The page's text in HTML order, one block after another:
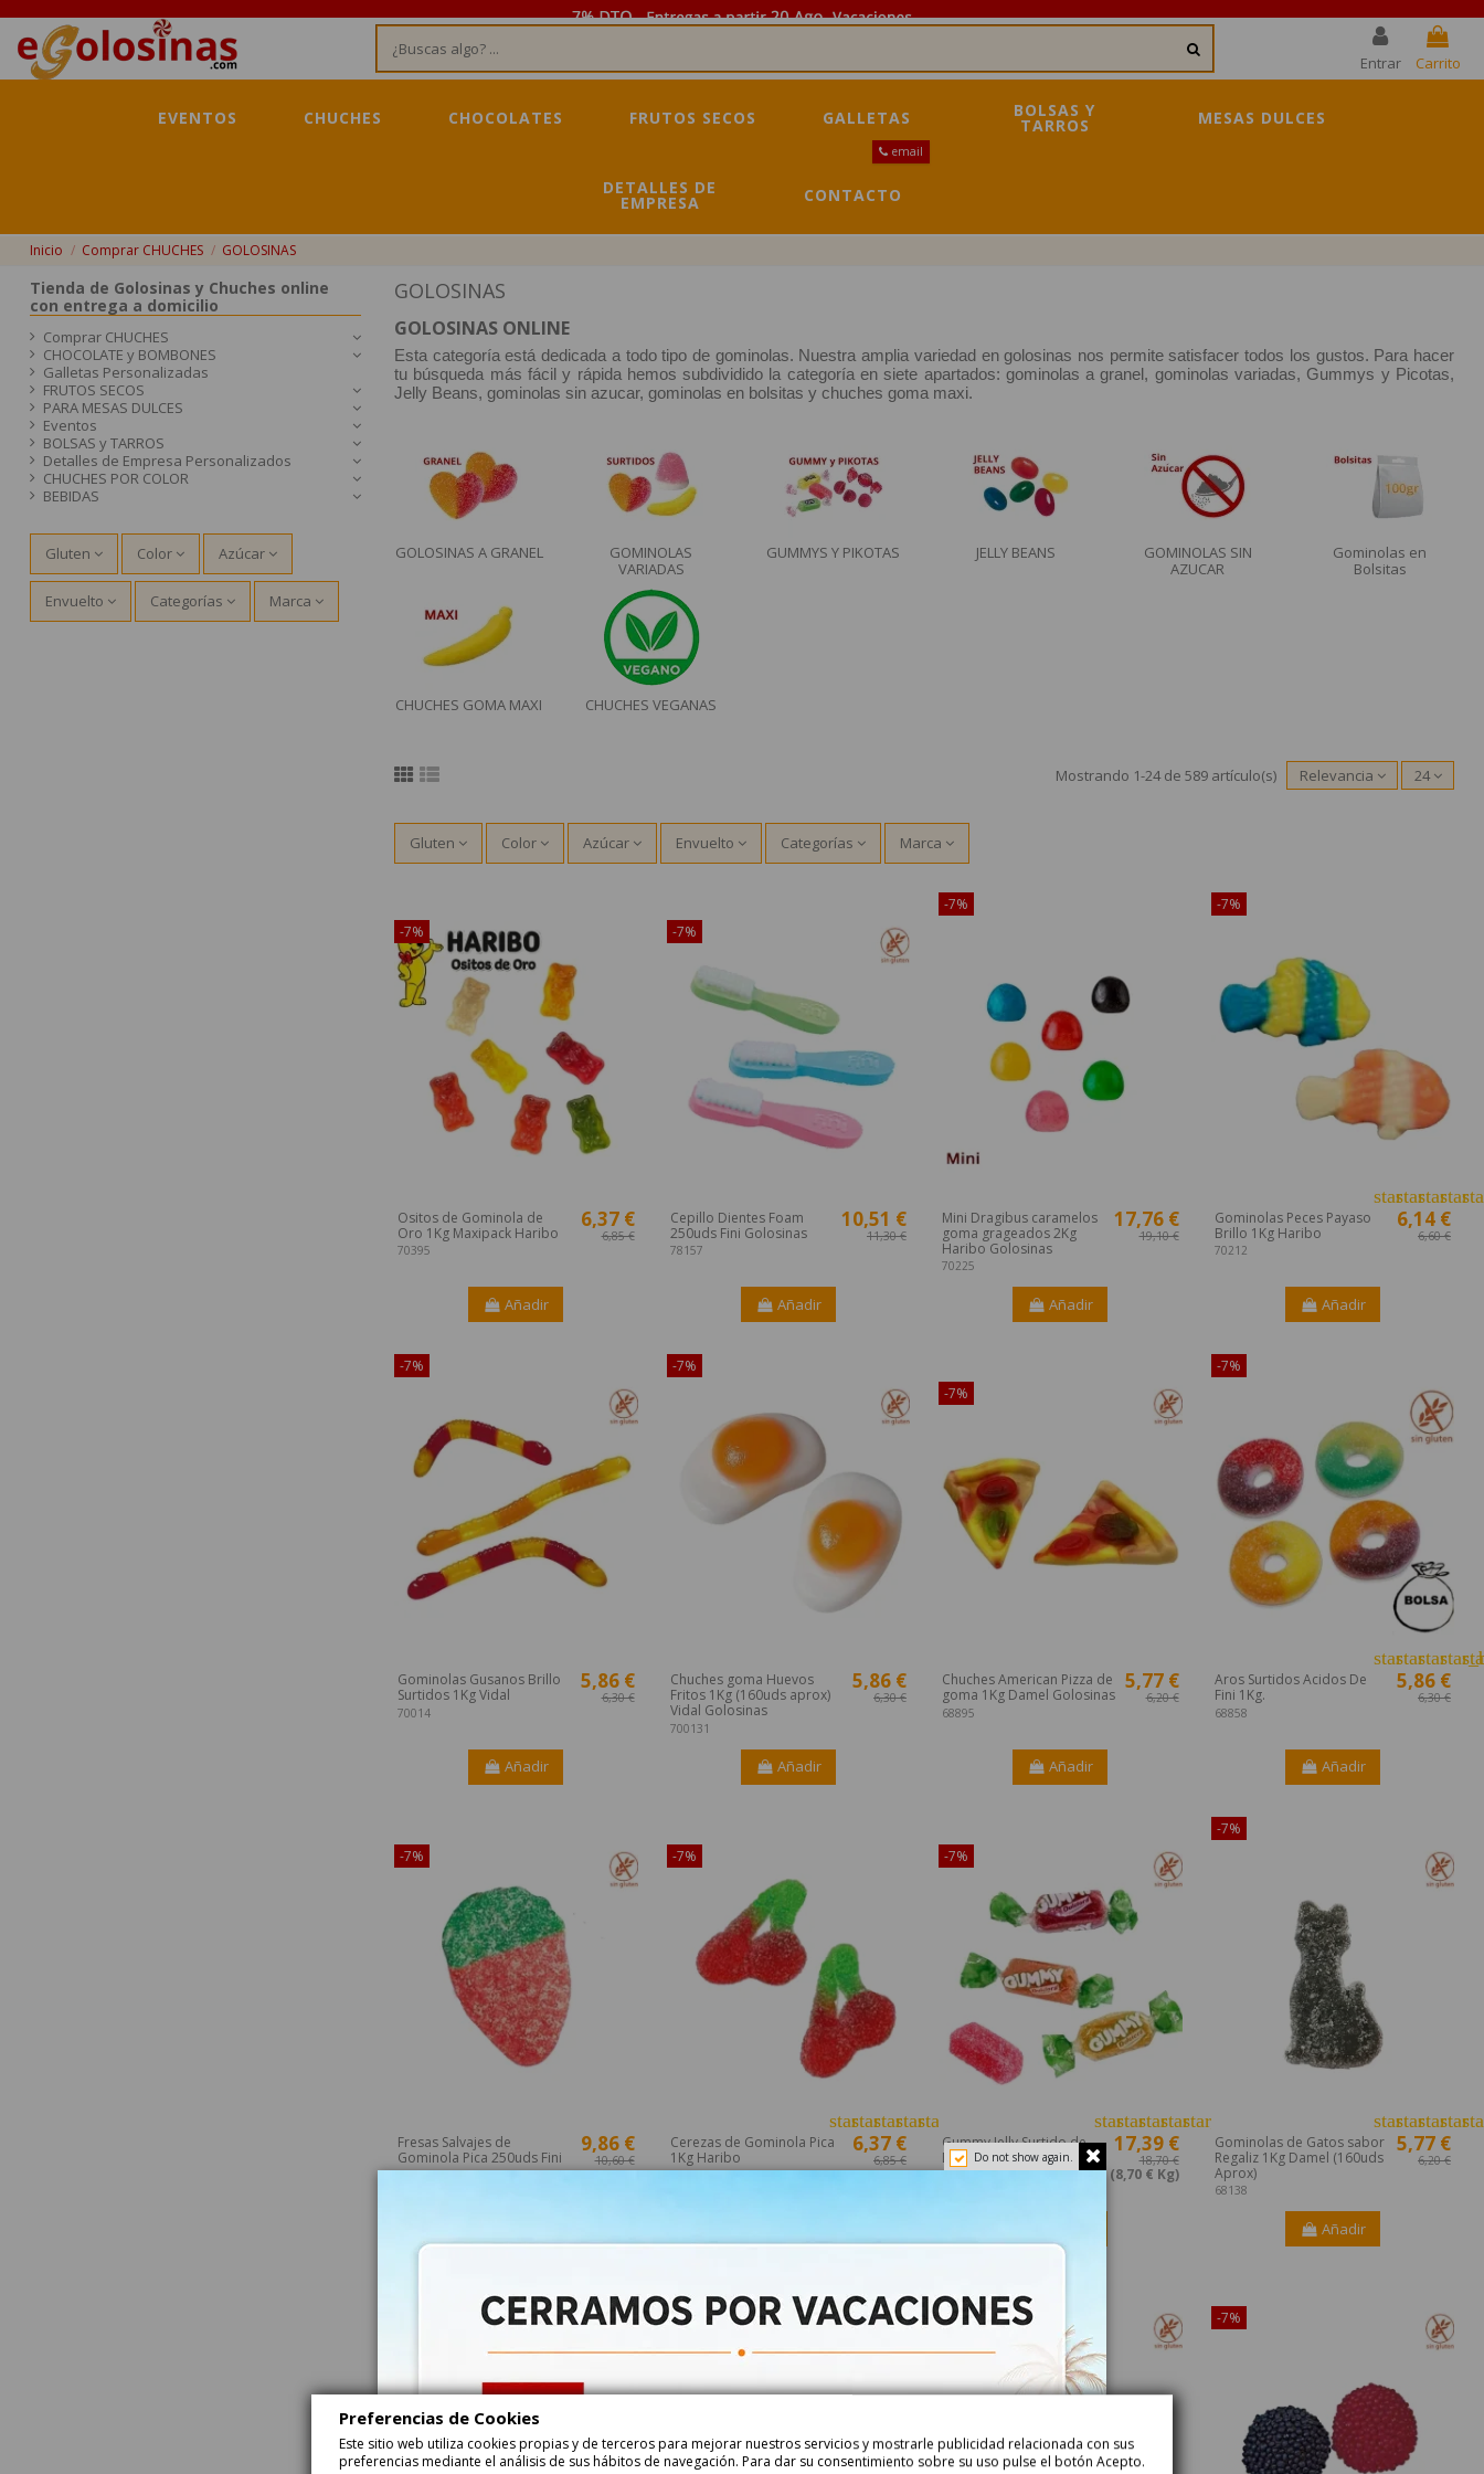
Entrar Carrito
EVENTOS CHUCHES CHOCOLATES FRUTOS SECOS GALLETAS BOLSAS Y
TARROS MESAS DULCES
DETALLES DE
EMPRESA CONTACTO
email
Inicio Comprar CHUCHES GOLOSINAS
GOLOSINAS
GOLOSINAS ONLINE
Esta categoría está dedicada a todo tipo de gominolas. Nuestra amplia variedad en golosinas nos permite satisfacer todos los gustos. Para hacer
tu búsqueda más fácil y rápida hemos subdividido la categoría en siete apartados: gominolas a granel, gominolas variadas, Gummys y Picotas,
Jelly Beans, gominolas sin azucar, gominolas en bolsitas y chuches goma maxi.
GOLOSINAS A GRANEL
GOMINOLAS
VARIADAS
GUMMYS Y PIKOTAS JELLY BEANS
GOMINOLAS SIN
AZUCAR
Gominolas en
Bolsitas
CHUCHES GOMA MAXI CHUCHES VEGANAS
Mostrando 1-24 de 589 artículo(s) Relevancia 24
Gluten Color Azúcar Envuelto Categorías Marca
-7%
Ositos de Gominola de
Oro 1Kg Maxipack Haribo
70395
6,37 €
6,85 €
Añadir
-7%
Cepillo Dientes Foam
250uds Fini Golosinas
78157
10,51 €
11,30 €
Añadir
-7%
Mini Dragibus caramelos
goma grageados 2Kg
Haribo Golosinas
70225
17,76 €
19,10 €
Añadir
-7%
Gominolas Peces Payaso
Brillo 1Kg Haribo
70212
6,14 €
6,60 €
starstarstarstar
Añadir
-7%
Gominolas Gusanos Brillo
Surtidos 1Kg Vidal
70014
5,86 €
6,30 €
Añadir
-7%
Chuches goma Huevos
Fritos 1Kg (160uds aprox)
Vidal Golosinas
700131
5,86 €
6,30 €
Añadir
-7%
Chuches American Pizza de
goma 1Kg Damel Golosinas
68895
5,77 €
6,20 €
Añadir
-7%
Aros Surtidos Acidos De
Fini 1Kg.
68858
5,86 €
6,30 €
starstarstar
Añadir
-7%
Fresas Salvajes de
Gominola Pica 250uds Fini
68832
9,86 €
10,60 €
-7%
Cerezas de Gominola Pica
1Kg Haribo
68300
6,37 €
6,85 €
starstarstarstarstar
-7%
Gummy Jelly Surtido de
Dulciora 2Kgs (330uds
aprox)
17,39 €
18,70 €
(8,70 € Kg)
starstarstarstarstar_border
-7%
Gominolas de Gatos sabor
Regaliz 1Kg Damel (160uds
Aprox)
68138
5,77 €
6,20 €
starstarstarstar
Añadir
-7%
-7%
-7%
Tienda de Golosinas y Chuches online
con entrega a domicilio
Comprar CHUCHES
CHOCOLATE y BOMBONES
Galletas Personalizadas
FRUTOS SECOS
PARA MESAS DULCES
Eventos
BOLSAS y TARROS
Detalles de Empresa Personalizados
CHUCHES POR COLOR
BEBIDAS
Gluten Color Azúcar
Envuelto Categorías Marca
Do not show again.
Preferencias de Cookies
Este sitio web utiliza cookies propias y de terceros para mejorar nuestros servicios y mostrarle publicidad relacionada con sus
preferencias mediante el análisis de sus hábitos de navegación. Para dar su consentimiento sobre su uso pulse el botón Acepto.